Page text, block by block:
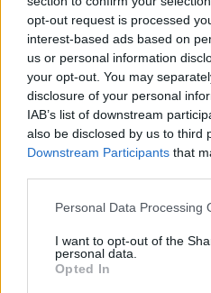
opt-out request is processed
interest-based ads based on
us or personal information
your opt-out. You may
disclosure of your personal
IAB’s list of downstream
also be disclosed by us to third
Downstream Participants that
Personal Data Processing
I want to opt-out of the
personal data.
Opted In
ΣΤΗΝ ΙΔΙΑ
στην
ΧΤΕΣ
Ο
στο
Ένας